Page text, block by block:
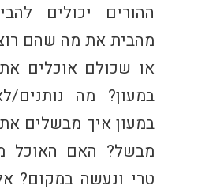
ההורים יכולים
מהבית את מה שהם
או שכולם אוכלים
במעון? מה נותנים/
במעון איך מבשלים
מבשל? האם האוכל
טרי ונעשה במקום?